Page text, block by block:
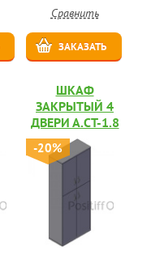
Сравнить
ЗАКАЗАТЬ
ШКАФ
ЗАКРЫТЫЙ 4
ДВЕРИ А.СТ-1.8
-20%